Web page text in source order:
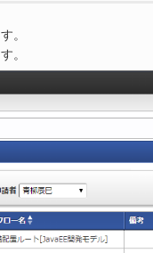
。
。